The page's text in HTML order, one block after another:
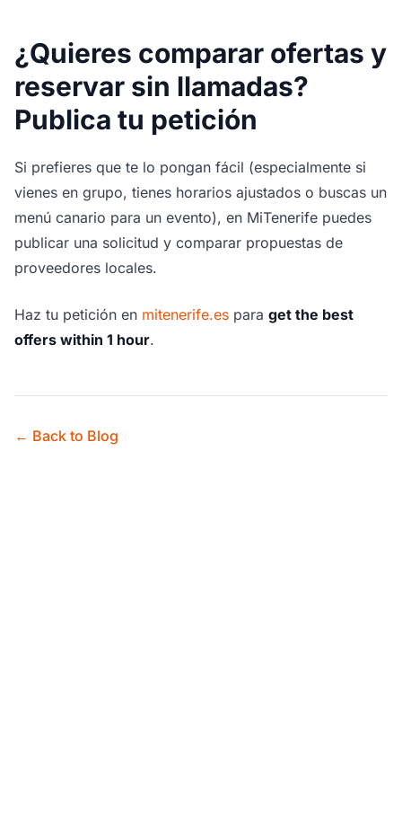
¿Quieres comparar ofertas y
reservar sin llamadas?
Publica tu petición
Si prefieres que te lo pongan fácil (especialmente si
vienes en grupo, tienes horarios ajustados o buscas un
menú canario para un evento), en MiTenerife puedes
publicar una solicitud y comparar propuestas de
proveedores locales.
Haz tu petición en mitenerife.es para get the best
offers within 1 hour.
← Back to Blog